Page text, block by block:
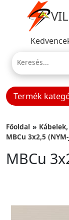
Termék
Főoldal
MBCu 3x2,5
MBCu